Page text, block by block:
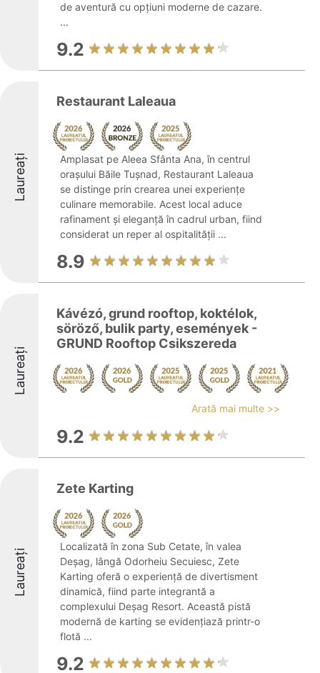
de aventură cu opțiuni moderne de cazare.
...
9.2
Laureați
Restaurant Laleaua
Amplasat pe Aleea Sfânta Ana, în centrul
orașului Băile Tușnad, Restaurant Laleaua
se distinge prin crearea unei experiențe
culinare memorabile. Acest local aduce
rafinament și eleganță în cadrul urban, fiind
considerat un reper al ospitalității ...
8.9
Laureați
Kávézó, grund rooftop, koktélok,
söröző, bulik party, események -
GRUND Rooftop Csikszereda
Arată mai multe >>
9.2
Laureați
Zete Karting
Localizată în zona Sub Cetate, în valea
Deșag, lângă Odorheiu Secuiesc, Zete
Karting oferă o experiență de divertisment
dinamică, fiind parte integrantă a
complexului Deșag Resort. Această pistă
modernă de karting se evidențiază printr-o
flotă ...
9.2